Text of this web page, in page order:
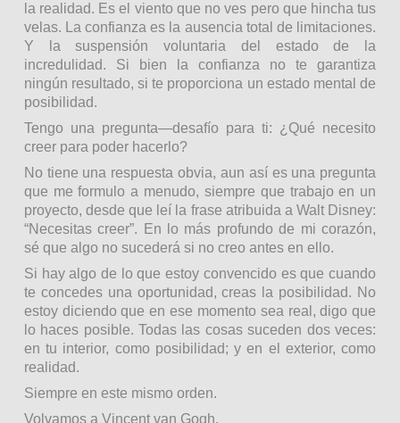
la realidad. Es el viento que no ves pero que hincha tus
velas. La confianza es la ausencia total de limitaciones.
Y la suspensión voluntaria del estado de la
incredulidad. Si bien la confianza no te garantiza
ningún resultado, si te proporciona un estado mental de
posibilidad.
Tengo una pregunta—desafío para ti: ¿Qué necesito
creer para poder hacerlo?
No tiene una respuesta obvia, aun así es una pregunta
que me formulo a menudo, siempre que trabajo en un
proyecto, desde que leí la frase atribuida a Walt Disney:
“Necesitas creer”. En lo más profundo de mi corazón,
sé que algo no sucederá si no creo antes en ello.
Si hay algo de lo que estoy convencido es que cuando
te concedes una oportunidad, creas la posibilidad. No
estoy diciendo que en ese momento sea real, digo que
lo haces posible. Todas las cosas suceden dos veces:
en tu interior, como posibilidad; y en el exterior, como
realidad.
Siempre en este mismo orden.
Volvamos a Vincent van Gogh.